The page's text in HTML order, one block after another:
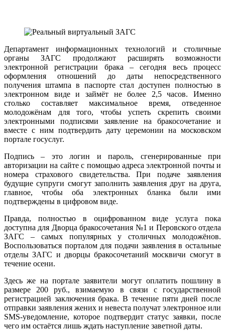
Департамент информационных технологий и столичные
органы ЗАГС продолжают расширять возможности
электронной регистрации брака – сегодня весь процесс
оформления отношений до даты непосредственного
получения штампа в паспорте стал доступен полностью в
электронном виде и займёт не более 2,5 часов. Именно
столько составляет максимальное время, отведенное
молодожёнам для того, чтобы успеть скрепить своими
электронными подписями заявление на бракосочетание и
вместе с ним подтвердить дату церемонии на московском
портале госуслуг.
Подпись – это логин и пароль, сгенерированные при
авторизации на сайте с помощью адреса электронной почты и
номера страхового свидетельства. При подаче заявления
будущие супруги смогут заполнить заявления друг на друга,
главное, чтобы оба электронных бланка были ими
подтверждены в цифровом виде.
Правда, полностью в оцифрованном виде услуга пока
доступна для Дворца бракосочетания №1 и Перовского отдела
ЗАГС – самых популярных у столичных молодожёнов.
Воспользоваться порталом для подачи заявления в остальные
отделы ЗАГС и дворцы бракосочетаний москвичи смогут в
течение осени.
Здесь же на портале заявители могут оплатить пошлину в
размере 200 руб., взимаемую в связи с государственной
регистрацией заключения брака. В течение пяти дней после
отправки заявления жених и невеста получат электронное или
SMS-уведомление, которое подтвердит статус заявки, после
чего им остаётся лишь ждать наступление заветной даты.